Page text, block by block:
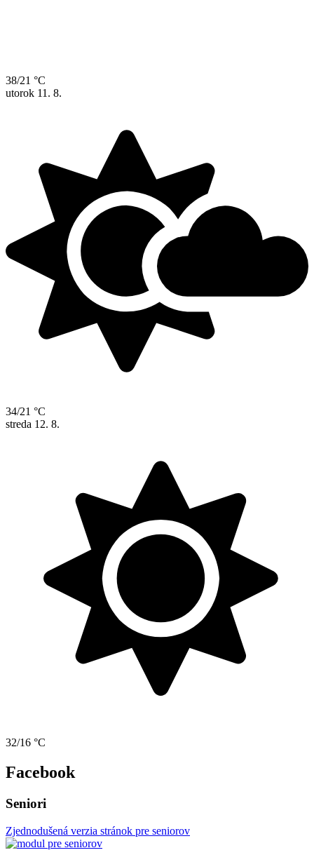
38/21 °C
utorok 11. 8.
34/21 °C
streda 12. 8.
32/16 °C
Facebook
Seniori
Zjednodušená verzia stránok pre seniorov